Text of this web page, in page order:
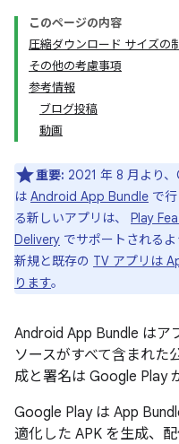
このページの内容
圧縮ダウンロード サイズの
その他の考慮事項
参考情報
ブログ投稿
動画
重要: 2021 年 8 月より
は Android App Bundle で
る新しいアプリは、 Play
Delivery でサポートされる
新規と既存の TV アプリは
ります。
Android App Bundle はア
ソースがすべて含まれた
成と署名は Google Play
Google Play は App
適化した APK を生成、